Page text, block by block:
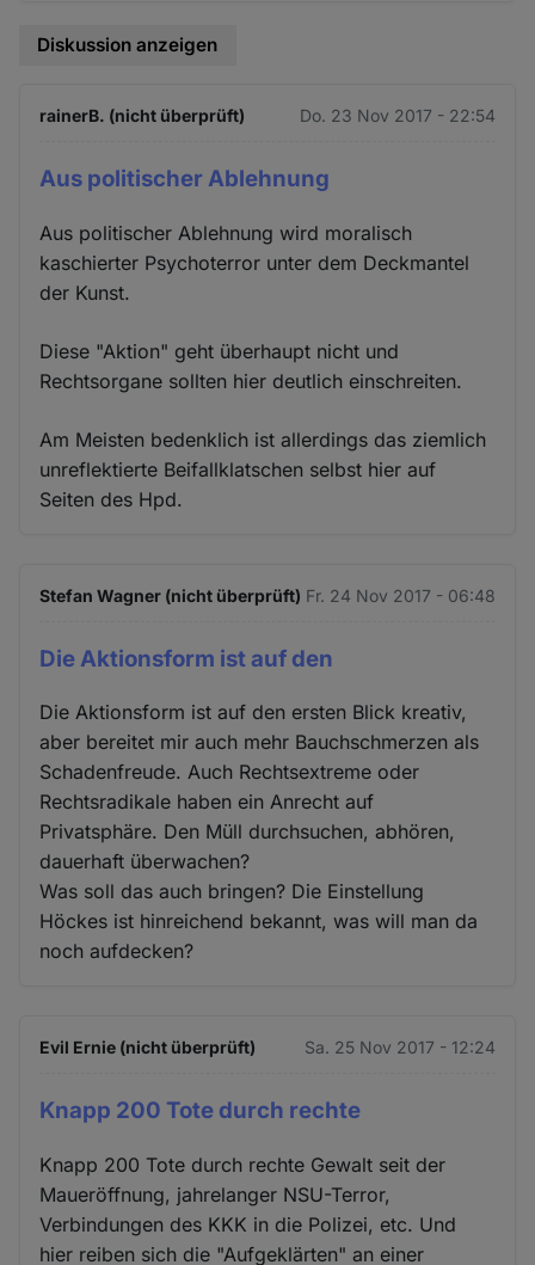
Diskussion anzeigen
rainerB. (nicht überprüft) Do. 23 Nov 2017 - 22:54
Aus politischer Ablehnung
Aus politischer Ablehnung wird moralisch
kaschierter Psychoterror unter dem Deckmantel
der Kunst.
Diese "Aktion" geht überhaupt nicht und
Rechtsorgane sollten hier deutlich einschreiten.
Am Meisten bedenklich ist allerdings das ziemlich
unreflektierte Beifallklatschen selbst hier auf
Seiten des Hpd.
Stefan Wagner (nicht überprüft) Fr. 24 Nov 2017 - 06:48
Die Aktionsform ist auf den
Die Aktionsform ist auf den ersten Blick kreativ,
aber bereitet mir auch mehr Bauchschmerzen als
Schadenfreude. Auch Rechtsextreme oder
Rechtsradikale haben ein Anrecht auf
Privatsphäre. Den Müll durchsuchen, abhören,
dauerhaft überwachen?
Was soll das auch bringen? Die Einstellung
Höckes ist hinreichend bekannt, was will man da
noch aufdecken?
Evil Ernie (nicht überprüft) Sa. 25 Nov 2017 - 12:24
Knapp 200 Tote durch rechte
Knapp 200 Tote durch rechte Gewalt seit der
Maueröffnung, jahrelanger NSU-Terror,
Verbindungen des KKK in die Polizei, etc. Und
hier reiben sich die "Aufgeklärten" an einer